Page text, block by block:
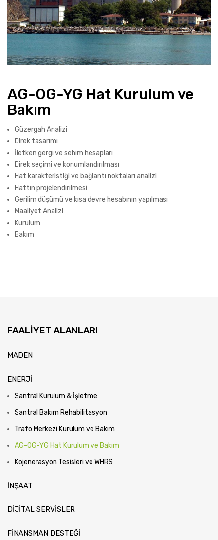
AG-OG-YG Hat Kurulum ve
Bakım
Güzergah Analizi
Direk tasarımı
İletken gergi ve sehim hesapları
Direk seçimi ve konumlandırılması
Hat karakteristiği ve bağlantı noktaları analizi
Hattın projelendirilmesi
Gerilim düşümü ve kısa devre hesabının yapılması
Maaliyet Analizi
Kurulum
Bakım
FAALIYET ALANLARI
MADEN
ENERJİ
Santral Kurulum & İşletme
Santral Bakım Rehabilitasyon
Trafo Merkezi Kurulum ve Bakım
AG-OG-YG Hat Kurulum ve Bakım
Kojenerasyon Tesisleri ve WHRS
İNŞAAT
DİJİTAL SERVİSLER
FİNANSMAN DESTEĞİ